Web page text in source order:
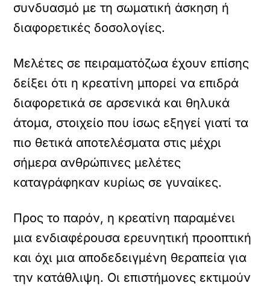
συνδυασμό με τη σωματική άσκηση ή
διαφορετικές δοσολογίες.
Μελέτες σε πειραματόζωα έχουν επίσης
δείξει ότι η κρεατίνη μπορεί να επιδρά
διαφορετικά σε αρσενικά και θηλυκά
άτομα, στοιχείο που ίσως εξηγεί γιατί τα
πιο θετικά αποτελέσματα στις μέχρι
σήμερα ανθρώπινες μελέτες
καταγράφηκαν κυρίως σε γυναίκες.
Προς το παρόν, η κρεατίνη παραμένει
μια ενδιαφέρουσα ερευνητική προοπτική
και όχι μια αποδεδειγμένη θεραπεία για
την κατάθλιψη. Οι επιστήμονες εκτιμούν